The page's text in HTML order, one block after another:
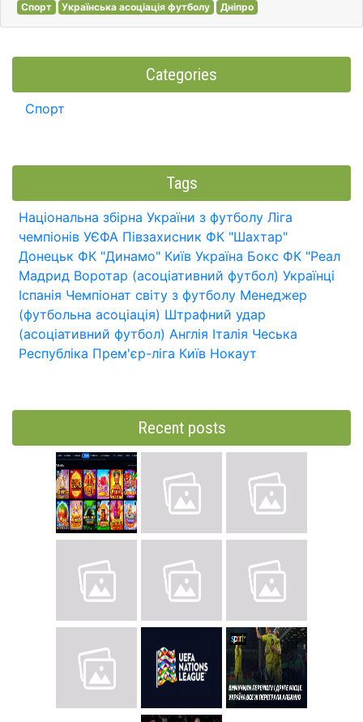
Спорт Українська асоціація футболу Дніпро
Categories
Спорт
Tags
Національна збірна України з футболу Ліга
чемпіонів УЄФА Півзахисник ФК "Шахтар"
Донецьк ФК "Динамо" Київ Україна Бокс ФК "Реал
Мадрид Воротар (асоціативний футбол) Українці
Іспанія Чемпіонат світу з футболу Менеджер
(футбольна асоціація) Штрафний удар
(асоціативний футбол) Англія Італія Чеська
Республіка Прем'єр-ліга Київ Нокаут
Recent posts